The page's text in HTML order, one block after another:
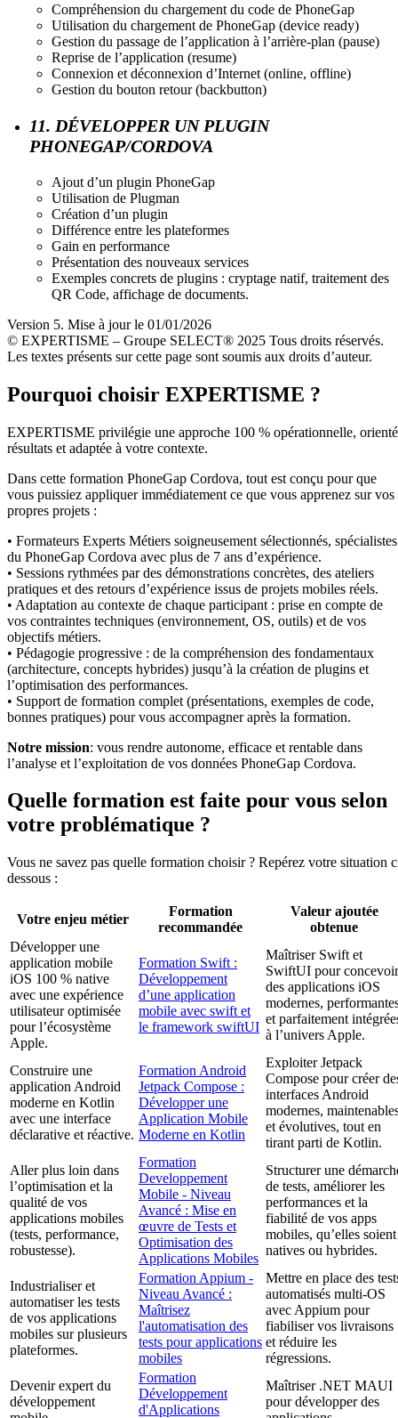
Compréhension du chargement du code de PhoneGap
Utilisation du chargement de PhoneGap (device ready)
Gestion du passage de l’application à l’arrière-plan (pause)
Reprise de l’application (resume)
Connexion et déconnexion d’Internet (online, offline)
Gestion du bouton retour (backbutton)
11. DÉVELOPPER UN PLUGIN
PHONEGAP/CORDOVA
Ajout d’un plugin PhoneGap
Utilisation de Plugman
Création d’un plugin
Différence entre les plateformes
Gain en performance
Présentation des nouveaux services
Exemples concrets de plugins : cryptage natif, traitement des
QR Code, affichage de documents.
Version 5. Mise à jour le 01/01/2026
© EXPERTISME – Groupe SELECT® 2025 Tous droits réservés.
Les textes présents sur cette page sont soumis aux droits d’auteur.
Pourquoi choisir EXPERTISME ?
EXPERTISME privilégie une approche 100 % opérationnelle,
résultats et adaptée à votre contexte.
Dans cette formation PhoneGap Cordova, tout est conçu pour que
vous puissiez appliquer immédiatement ce que vous apprenez sur vos
propres projets :
• Formateurs Experts Métiers soigneusement sélectionnés, spécialistes
du PhoneGap Cordova avec plus de 7 ans d’expérience.
• Sessions rythmées par des démonstrations concrètes, des ateliers
pratiques et des retours d’expérience issus de projets mobiles réels.
• Adaptation au contexte de chaque participant : prise en compte de
vos contraintes techniques (environnement, OS, outils) et de vos
objectifs métiers.
• Pédagogie progressive : de la compréhension des fondamentaux
(architecture, concepts hybrides) jusqu’à la création de plugins et
l’optimisation des performances.
• Support de formation complet (présentations, exemples de code,
bonnes pratiques) pour vous accompagner après la formation.
Notre mission: vous rendre autonome, efficace et rentable dans
l’analyse et l’exploitation de vos données PhoneGap Cordova.
Quelle formation est faite pour vous selon
votre problématique ?
Vous ne savez pas quelle formation choisir ? Repérez votre situation
dessous :
Votre enjeu métier
Formation
recommandée
Valeur ajoutée
obtenue
Développer une
application mobile
iOS 100 % native
avec une expérience
utilisateur optimisée
pour l’écosystème
Apple.
Formation Swift :
Développement
d’une application
mobile avec swift et
le framework swiftUI
Maîtriser Swift et
SwiftUI pour concevoir
des applications iOS
modernes,
et parfaitement
à l’univers Apple.
Construire une
application Android
moderne en Kotlin
avec une interface
déclarative et réactive.
Formation Android
Jetpack Compose :
Développer une
Application Mobile
Moderne en Kotlin
Exploiter Jetpack
Compose pour créer
interfaces Android
modernes,
et évolutives, tout en
tirant parti de Kotlin.
Aller plus loin dans
l’optimisation et la
qualité de vos
applications mobiles
(tests, performance,
robustesse).
Formation
Developpement
Mobile - Niveau
Avancé : Mise en
œuvre de Tests et
Optimisation des
Applications Mobiles
Structurer une
de tests, améliorer les
performances et la
fiabilité de vos apps
mobiles, qu’elles soient
natives ou hybrides.
Industrialiser et
automatiser les tests
de vos applications
mobiles sur plusieurs
plateformes.
Formation Appium -
Niveau Avancé :
Maîtrisez
l'automatisation des
tests pour applications
mobiles
Mettre en place des
automatisés multi-OS
avec Appium pour
fiabiliser vos livraisons
et réduire les
régressions.
Devenir expert du
développement
Formation
Développement
d'Applications
Maîtriser .NET MAUI
pour développer des